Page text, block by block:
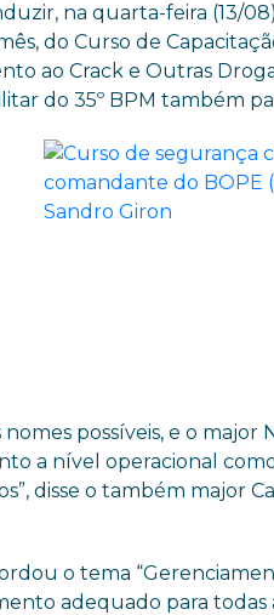
na quarta-feira (13/
do Curso de
ao Crack e Outras
do 35º BPM também
possíveis, e o
a nível operacional
disse o também major
o tema
adequado para todas